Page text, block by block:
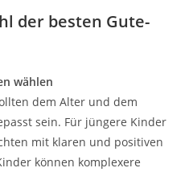
der besten Gute-
wählen
dem Alter und dem
sein. Für jüngere Kinder
mit klaren und positiven
können komplexere